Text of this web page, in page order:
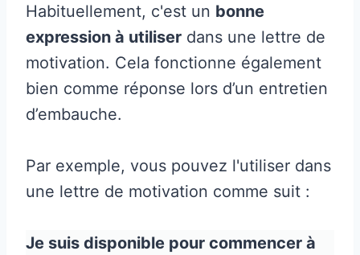
Habituellement, c'est un bonne
expression à utiliser dans une lettre de
motivation. Cela fonctionne également
bien comme réponse lors d’un entretien
d’embauche.
Par exemple, vous pouvez l'utiliser dans
une lettre de motivation comme suit :
Je suis disponible pour commencer à